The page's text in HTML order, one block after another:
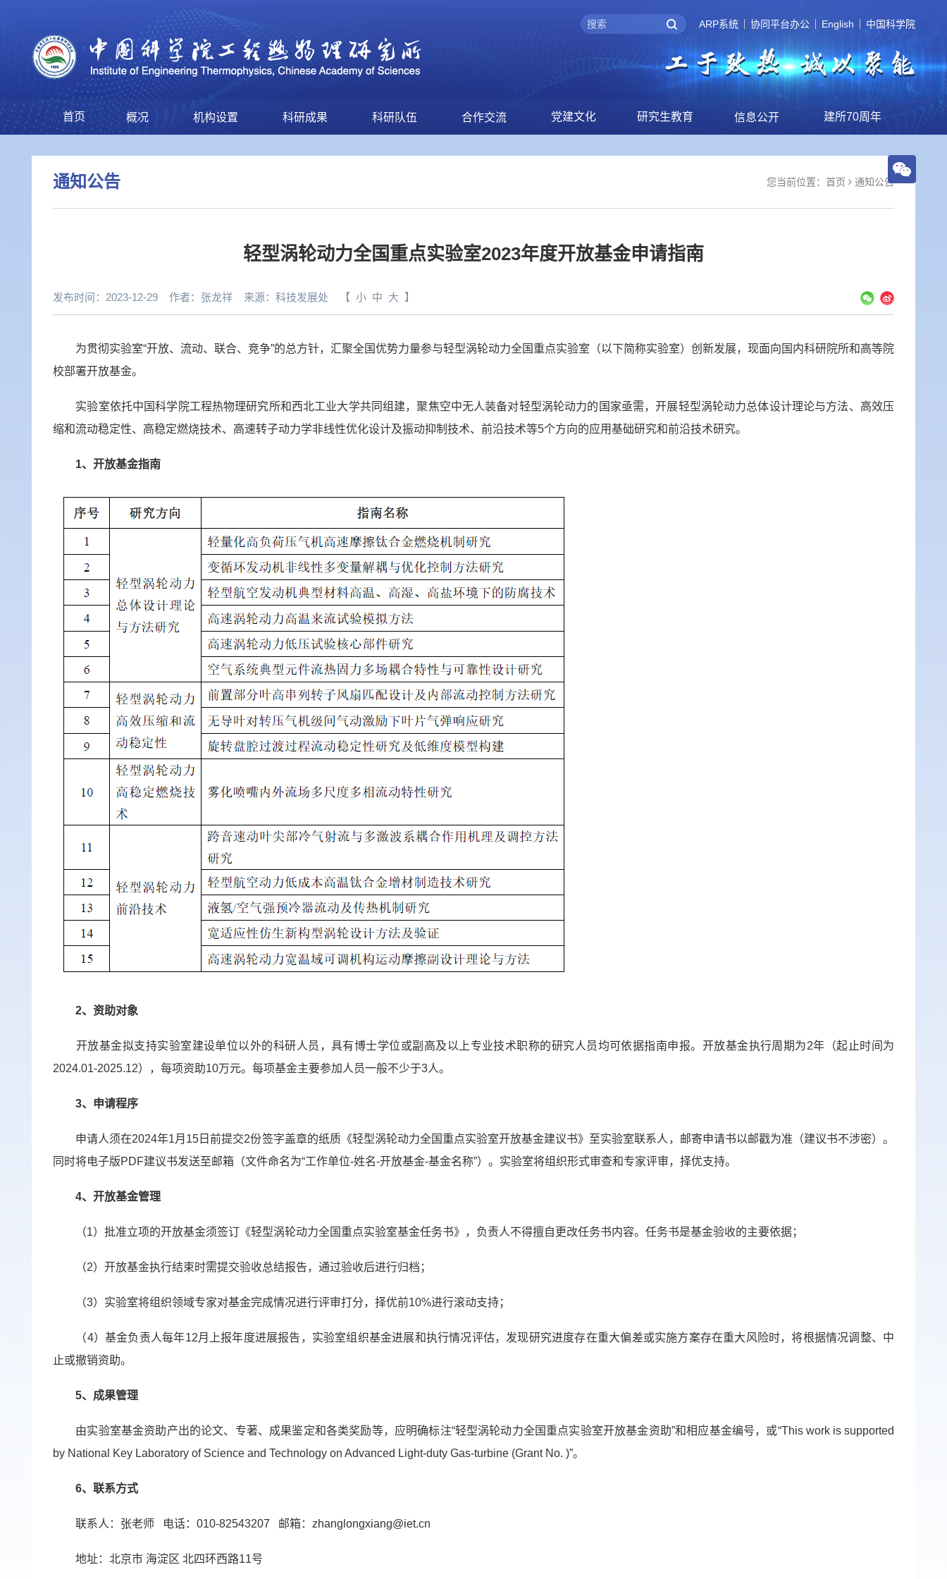
ARP系统 协同平台办公 English 中国科学院
首页 概况 机构设置 科研成果 科研队伍 合作交流 党建文化 研究生教育 信息公开 建所70周年
通知公告 您当前位置： 首页 通知公告
轻型涡轮动力全国重点实验室2023年度开放基金申请指南
发布时间：2023-12-29 作者： 张龙祥 来源： 科技发展处 【 小 中 大 】
为贯彻实验室“开放、流动、联合、竞争”的总方针，汇聚全国优势力量参与轻型涡轮动力全国重点实验室（以下简称实验室）创新发展，现面向国内科研院所和高等院
校部署开放基金。
实验室依托中国科学院工程热物理研究所和西北工业大学共同组建，聚焦空中无人装备对轻型涡轮动力的国家亟需，开展轻型涡轮动力总体设计理论与方法、高效压
缩和流动稳定性、高稳定燃烧技术、高速转子动力学非线性优化设计及振动抑制技术、前沿技术等5个方向的应用基础研究和前沿技术研究。
1、开放基金指南
2、资助对象
开放基金拟支持实验室建设单位以外的科研人员，具有博士学位或副高及以上专业技术职称的研究人员均可依据指南申报。开放基金执行周期为2年（起止时间为
2024.01-2025.12），每项资助10万元。每项基金主要参加人员一般不少于3人。
3、申请程序
申请人须在2024年1月 15 日前提交2份签字盖章的纸质《轻型涡轮动力全国重点实验室开放基金建议书》至实验室联系人，邮寄申请书以邮戳为准（建议书不涉密）。
同时将电子版PDF建议书发送至邮箱（文件命名为“工作单位-姓名-开放基金-基金名称”）。实验室将组织形式审查和专家评审，择优支持。
4、开放基金管理
（1）批准立项的开放基金须签订《轻型涡轮动力全国重点实验室基金任务书》，负责人不得擅自更改任务书内容。任务书是基金验收的主要依据；
（2）开放基金执行结束时需提交验收总结报告，通过验收后进行归档；
（3）实验室将组织领域专家对基金完成情况进行评审打分，择优前10%进行滚动支持；
（4）基金负责人每年12月上报年度进展报告，实验室组织基金进展和执行情况评估，发现研究进度存在重大偏差或实施方案存在重大风险时，将根据情况调整、中
止或撤销资助。
5、成果管理
由实验室基金资助产出的论文、专著、成果鉴定和各类奖励等，应明确标注“轻型涡轮动力全国重点实验室开放基金资助”和相应基金编号，或“This work is supported
by National Key Laboratory of Science and Technology on Advanced Light-duty Gas-turbine (Grant No. )”。
6、联系方式
联系人：张老师 电话： 010-82543207 邮箱： zhanglongxiang@iet.cn
地址：北京市 海淀区 北四环西路11号